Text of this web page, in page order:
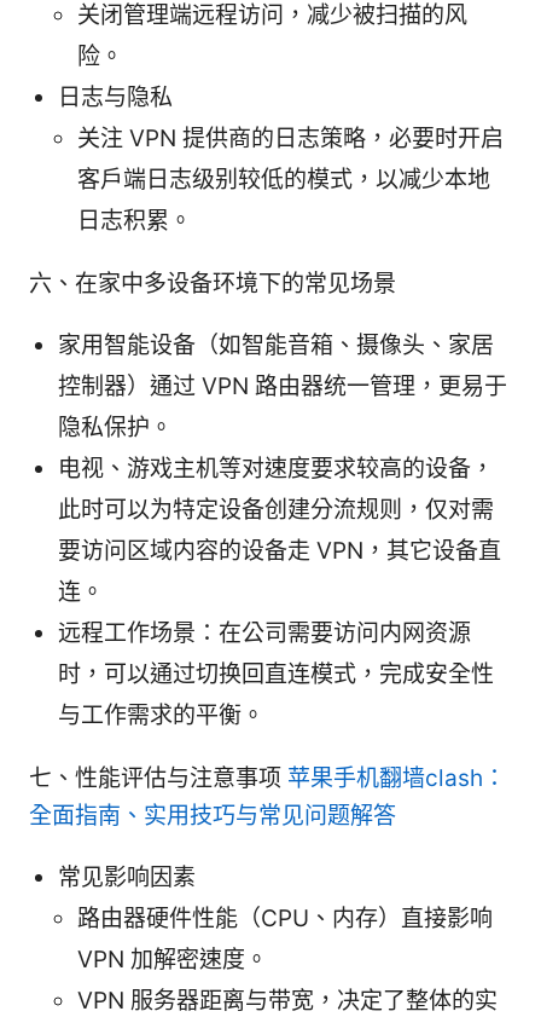
关闭管理端远程访问，减少被扫描的风
险。
日志与隐私
关注 VPN 提供商的日志策略，必要时开启
客户端日志级别较低的模式，以减少本地
日志积累。
六、在家中多设备环境下的常见场景
家用智能设备（如智能音箱、摄像头、家居
控制器）通过 VPN 路由器统一管理，更易于
隐私保护。
电视、游戏主机等对速度要求较高的设备，
此时可以为特定设备创建分流规则，仅对需
要访问区域内容的设备走 VPN，其它设备直
连。
远程工作场景：在公司需要访问内网资源
时，可以通过切换回直连模式，完成安全性
与工作需求的平衡。
七、性能评估与注意事项 苹果手机翻墙clash：
全面指南、实用技巧与常见问题解答
常见影响因素
路由器硬件性能（CPU、内存）直接影响
VPN 加解密速度。
VPN 服务器距离与带宽，决定了整体的实